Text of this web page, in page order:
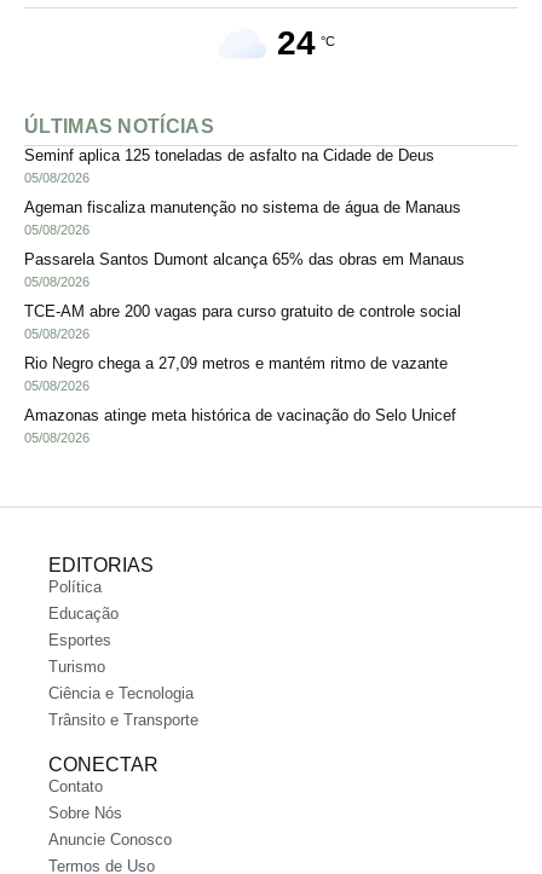
24 °C
ÚLTIMAS NOTÍCIAS
Seminf aplica 125 toneladas de asfalto na Cidade de Deus
05/08/2026
Ageman fiscaliza manutenção no sistema de água de Manaus
05/08/2026
Passarela Santos Dumont alcança 65% das obras em Manaus
05/08/2026
TCE-AM abre 200 vagas para curso gratuito de controle social
05/08/2026
Rio Negro chega a 27,09 metros e mantém ritmo de vazante
05/08/2026
Amazonas atinge meta histórica de vacinação do Selo Unicef
05/08/2026
EDITORIAS
Política
Educação
Esportes
Turismo
Ciência e Tecnologia
Trânsito e Transporte
CONECTAR
Contato
Sobre Nós
Anuncie Conosco
Termos de Uso